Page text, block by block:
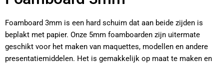
Foamboard 3mm is een hard schuim dat aan beide zijden is
beplakt met papier. Onze 5mm foamboarden zijn uitermate
geschikt voor het maken van maquettes, modellen en andere
presentatiemiddelen. Het is gemakkelijk op maat te maken en